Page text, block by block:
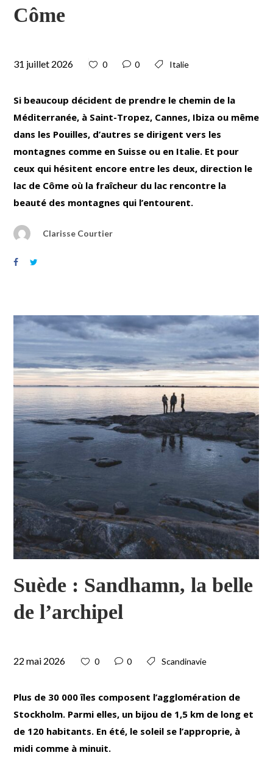
Côme
31 juillet 2026 0 0 Italie
Si beaucoup décident de prendre le chemin de la
Méditerranée, à Saint-Tropez, Cannes, Ibiza ou même
dans les Pouilles, d’autres se dirigent vers les
montagnes comme en Suisse ou en Italie. Et pour
ceux qui hésitent encore entre les deux, direction le
lac de Côme où la fraîcheur du lac rencontre la
beauté des montagnes qui l’entourent.
Clarisse Courtier
Suède : Sandhamn, la belle
de l’archipel
22 mai 2026 0 0 Scandinavie
Plus de 30 000 îles composent l’agglomération de
Stockholm. Parmi elles, un bijou de 1,5 km de long et
de 120 habitants. En été, le soleil se l’approprie, à
midi comme à minuit.